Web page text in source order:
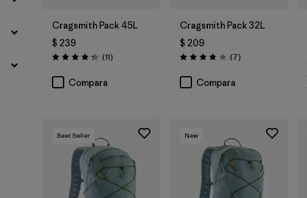
Cragsmith Pack 45L
$ 239
Valoración: 4.3 / 5
(11Comentarios
)
Compara
Cragsmith Pack 32L
$ 209
Valoración: 3.9 / 5
(7Comentarios
)
Compara
Best Seller New